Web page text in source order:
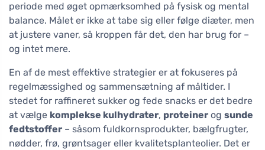
periode med øget opmærksomhed på fysisk og mental
balance. Målet er ikke at tabe sig eller følge diæter, men
at justere vaner, så kroppen får det, den har brug for –
og intet mere.
En af de mest effektive strategier er at fokuseres på
regelmæssighed og sammensætning af måltider. I
stedet for raffineret sukker og fede snacks er det bedre
at vælge komplekse kulhydrater, proteiner og sunde
fedtstoffer – såsom fuldkornsprodukter, bælgfrugter,
nødder, frø, grøntsager eller kvalitetsplanteolier. Det er